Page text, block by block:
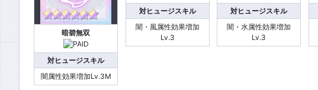
暗碧無双
対ヒュージスキル
闇属性効果増加Lv.3M
対ヒュージスキル
闇・風属性効果増加
Lv.3
対ヒュージスキル
闇・水属性効果増加
Lv.3